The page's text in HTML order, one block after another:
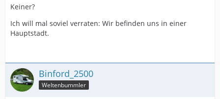
Keiner?
Ich will mal soviel verraten: Wir befinden uns in einer
Hauptstadt.
Binford_2500
Weltenbummler